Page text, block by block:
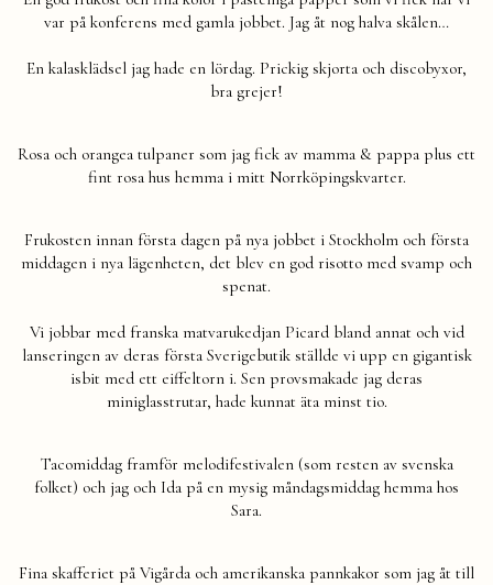
var på konferens med gamla jobbet. Jag åt nog halva skålen…
En kalasklädsel jag hade en lördag. Prickig skjorta och discobyxor,
bra grejer!
Rosa och orangea tulpaner som jag fick av mamma & pappa plus ett
fint rosa hus hemma i mitt Norrköpingskvarter.
Frukosten innan första dagen på nya jobbet i Stockholm och första
middagen i nya lägenheten, det blev en god risotto med svamp och
spenat.
Vi jobbar med franska matvarukedjan Picard bland annat och vid
lanseringen av deras första Sverigebutik ställde vi upp en gigantisk
isbit med ett eiffeltorn i. Sen provsmakade jag deras
miniglasstrutar, hade kunnat äta minst tio.
Tacomiddag framför melodifestivalen (som resten av svenska
folket) och jag och Ida på en mysig måndagsmiddag hemma hos
Sara.
Fina skafferiet på Vigårda och amerikanska pannkakor som jag åt till